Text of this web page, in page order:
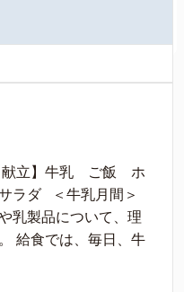
献立】牛乳 ご飯 ホ
ラダ ＜牛乳月間＞
乳製品について、理
給食では、毎日、牛